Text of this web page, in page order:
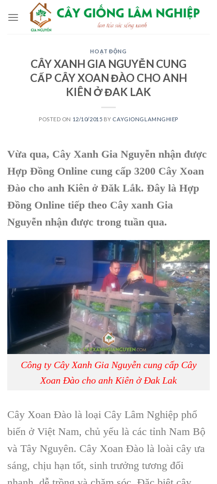
HOẠT ĐỘNG
CÂY XANH GIA NGUYỄN CUNG
CẤP CÂY XOAN ĐÀO CHO ANH
KIÊN Ở ĐAK LAK
POSTED ON 12/10/2015 BY CAYGIONGLAMNGHIEP
Vừa qua, Cây Xanh Gia Nguyễn nhận được
Hợp Đồng Online cung cấp 3200 Cây Xoan
Đào cho anh Kiên ở Đăk Lắk. Đây là Hợp
Đồng Online tiếp theo Cây xanh Gia
Nguyễn nhận được trong tuần qua.
Công ty Cây Xanh Gia Nguyễn cung cấp Cây
Xoan Đào cho anh Kiên ở Đak Lak
Cây Xoan Đào là loại Cây Lâm Nghiệp phổ
biến ở Việt Nam, chủ yếu là các tỉnh Nam Bộ
và Tây Nguyên. Cây Xoan Đào là loài cây ưa
sáng, chịu hạn tốt, sinh trưởng tương đối